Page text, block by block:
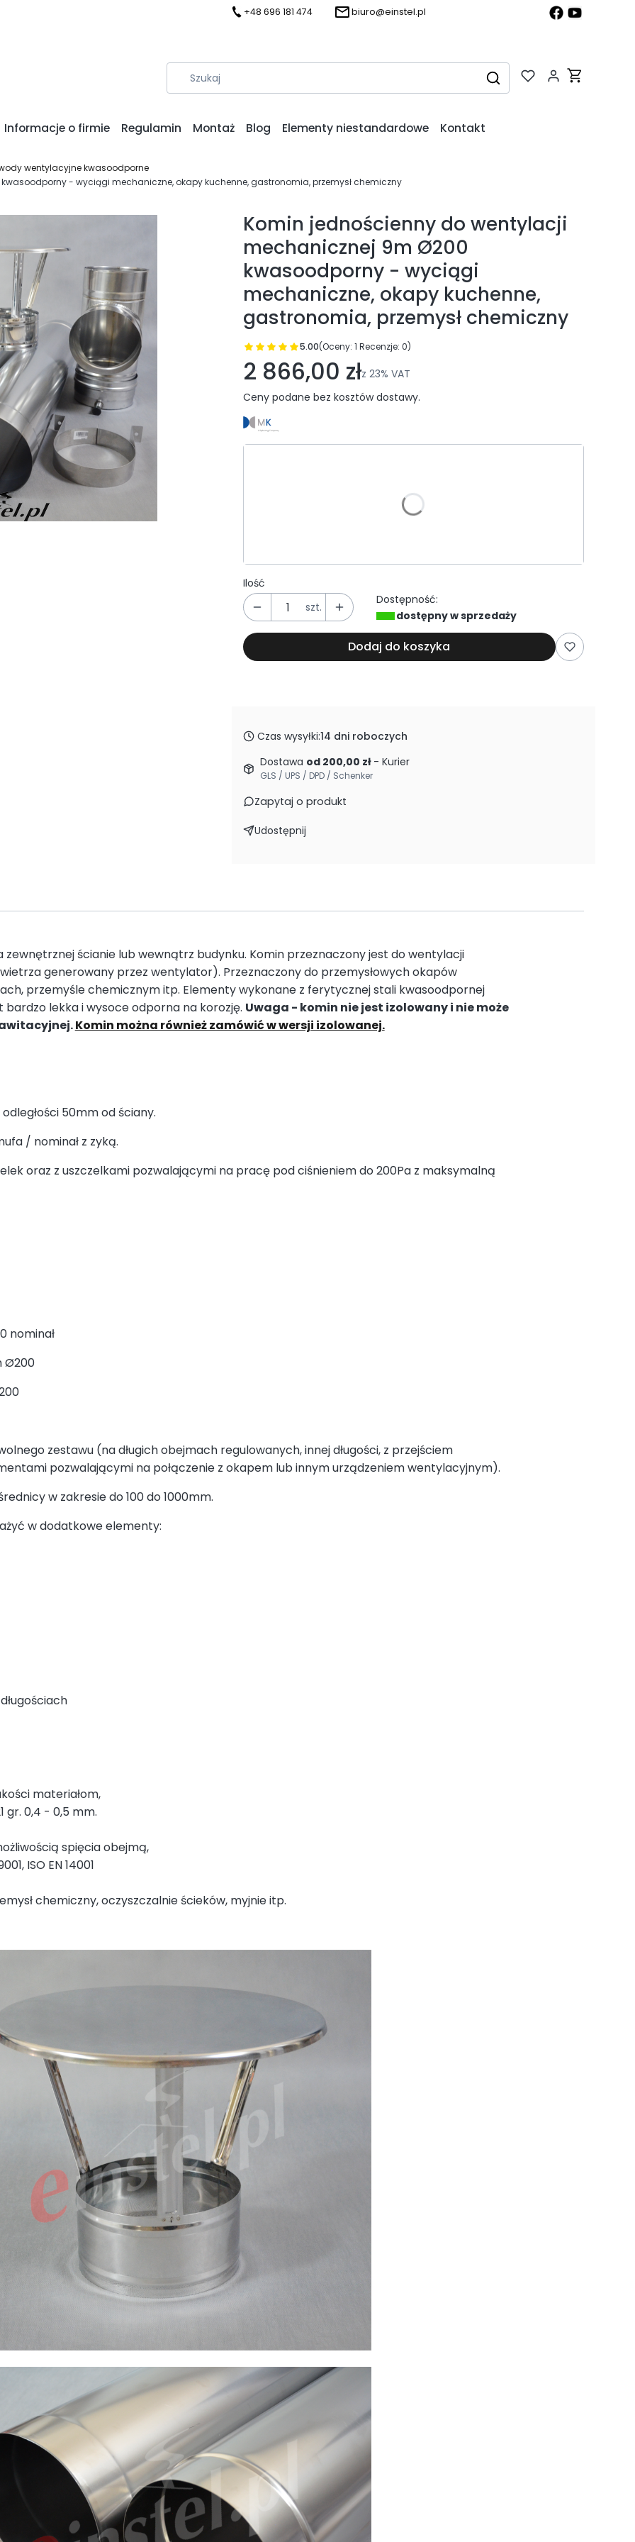
+48 696 181 474 biuro@einstel.pl
WyczyśćSzukaj
Produkty w
Informacje o firmie Regulamin Montaż Blog Elementy niestandardowe Kontakt
wentylacyjne kwasoodporne
- wyciągi mechaniczne, okapy kuchenne, gastronomia, przemysł chemiczny
Komin jednościenny do wentylacji
mechanicznej 9m Ø200
kwasoodporny - wyciągi
mechaniczne, okapy kuchenne,
gastronomia, przemysł chemiczny
5.00(Oceny: 1 Recenzje: 0)
Przejdź do sekcji Opinie
2 866,00 złz 23% VAT
Ceny podane bez kosztów dostawy.
Ilość
szt.
Dostępność:
dostępny w sprzedaży
Dodaj do koszyka
Czas wysyłki:14 dni roboczych
Dostawa od 200,00 zł - Kurier
GLS / UPS / DPD / Schenker
Zapytaj o produkt
Udostępnij
ścianie lub wewnątrz budynku. Komin przeznaczony jest do wentylacji
generowany przez wentylator). Przeznaczony do przemysłowych okapów
przemyśle chemicznym itp. Elementy wykonane z ferytycznej stali kwasoodpornej
bardzo lekka i wysoce odporna na korozję. Uwaga - komin nie jest izolowany i nie może
Komin można również zamówić w wersji izolowanej.
50mm od ściany.
/ nominał z zyką.
oraz z uszczelkami pozwalającymi na pracę pod ciśnieniem do 200Pa z maksymalną
nominał
Ø200
zestawu (na długich obejmach regulowanych, innej długości, z przejściem
pozwalającymi na połączenie z okapem lub innym urządzeniem wentylacyjnym).
w zakresie do 100 do 1000mm.
w dodatkowe elementy:
materiałom,
gr. 0,4 - 0,5 mm.
spięcia obejmą,
ISO EN 14001
chemiczny, oczyszczalnie ścieków, myjnie itp.